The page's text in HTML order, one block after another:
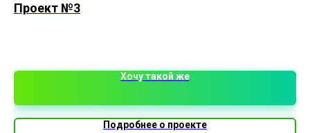
Проект №3
Хочу такой же
Подробнее о проекте